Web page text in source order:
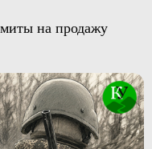
на продажу